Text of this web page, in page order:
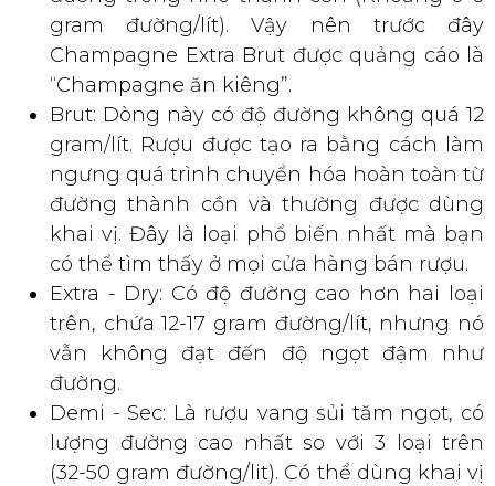
gram đường/lít). Vậy nên trước đây
Champagne Extra Brut được quảng cáo là
“Champagne ăn kiêng”.
Brut: Dòng này có độ đường không quá 12
gram/lít. Rượu được tạo ra bằng cách làm
ngưng quá trình chuyển hóa hoàn toàn từ
đường thành cồn và thường được dùng
khai vị. Đây là loại phổ biến nhất mà bạn
có thể tìm thấy ở mọi cửa hàng bán rượu.
Extra - Dry: Có độ đường cao hơn hai loại
trên, chứa 12-17 gram đường/lít, nhưng nó
vẫn không đạt đến độ ngọt đậm như
đường.
Demi - Sec: Là rượu vang sủi tăm ngọt, có
lượng đường cao nhất so với 3 loại trên
(32-50 gram đường/lit). Có thể dùng khai vị